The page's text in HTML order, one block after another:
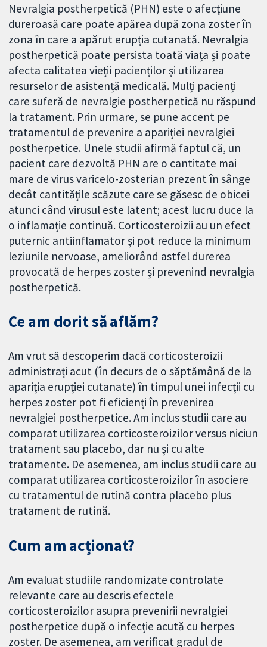
Nevralgia postherpetică (PHN) este o afecțiune
dureroasă care poate apărea după zona zoster în
zona în care a apărut erupția cutanată. Nevralgia
postherpetică poate persista toată viața și poate
afecta calitatea vieții pacienților și utilizarea
resurselor de asistență medicală. Mulți pacienți
care suferă de nevralgie postherpetică nu răspund
la tratament. Prin urmare, se pune accent pe
tratamentul de prevenire a apariției nevralgiei
postherpetice. Unele studii afirmă faptul că, un
pacient care dezvoltă PHN are o cantitate mai
mare de virus varicelo-zosterian prezent în sânge
decât cantitățile scăzute care se găsesc de obicei
atunci când virusul este latent; acest lucru duce la
o inflamație continuă. Corticosteroizii au un efect
puternic antiinflamator și pot reduce la minimum
leziunile nervoase, ameliorând astfel durerea
provocată de herpes zoster și prevenind nevralgia
postherpetică.
Ce am dorit să aflăm?
Am vrut să descoperim dacă corticosteroizii
administrați acut (în decurs de o săptămână de la
apariția erupției cutanate) în timpul unei infecții cu
herpes zoster pot fi eficienți în prevenirea
nevralgiei postherpetice. Am inclus studii care au
comparat utilizarea corticosteroizilor versus niciun
tratament sau placebo, dar nu și cu alte
tratamente. De asemenea, am inclus studii care au
comparat utilizarea corticosteroizilor în asociere
cu tratamentul de rutină contra placebo plus
tratament de rutină.
Cum am acționat?
Am evaluat studiile randomizate controlate
relevante care au descris efectele
corticosteroizilor asupra prevenirii nevralgiei
postherpetice după o infecție acută cu herpes
zoster. De asemenea, am verificat gradul de